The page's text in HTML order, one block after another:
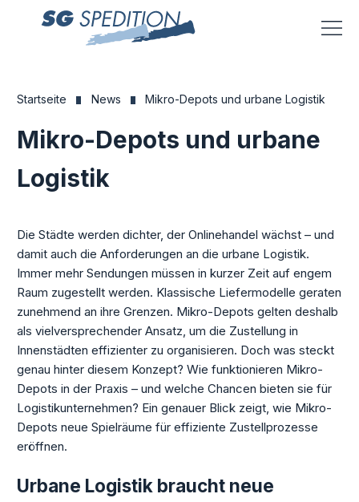
Startseite News Mikro-Depots und urbane Logistik
Mikro-Depots und urbane
Logistik
Die Städte werden dichter, der Onlinehandel wächst – und
damit auch die Anforderungen an die urbane Logistik.
Immer mehr Sendungen müssen in kurzer Zeit auf engem
Raum zugestellt werden. Klassische Liefermodelle geraten
zunehmend an ihre Grenzen. Mikro-Depots gelten deshalb
als vielversprechender Ansatz, um die Zustellung in
Innenstädten effizienter zu organisieren. Doch was steckt
genau hinter diesem Konzept? Wie funktionieren Mikro-
Depots in der Praxis – und welche Chancen bieten sie für
Logistikunternehmen? Ein genauer Blick zeigt, wie Mikro-
Depots neue Spielräume für effiziente Zustellprozesse
eröffnen.
Urbane Logistik braucht neue